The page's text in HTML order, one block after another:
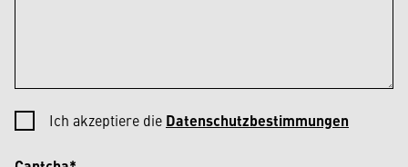
Ich akzeptiere die Datenschutzbestimmungen